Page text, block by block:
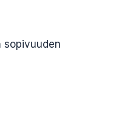
sopivuuden